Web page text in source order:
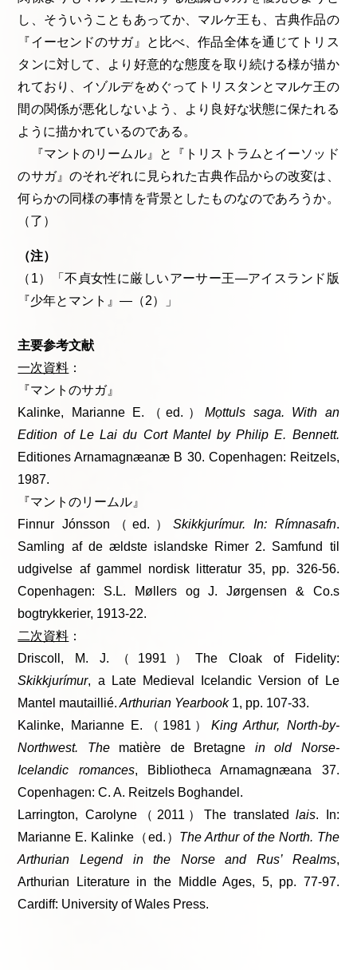
し、そういうこともあってか、マルケ王も、古典作品の
『イーセンドのサガ』と比べ、作品全体を通じてトリス
タンに対して、より好意的な態度を取り続ける様が描か
れており、イゾルデをめぐってトリスタンとマルケ王の
間の関係が悪化しないよう、より良好な状態に保たれる
ように描かれているのである。
『マントのリームル』と『トリストラムとイーソッド
のサガ』のそれぞれに見られた古典作品からの改変は、
何らかの同様の事情を背景としたものなのであろうか。
（了）
（注）
（1）「不貞女性に厳しいアーサー王―アイスランド版
『少年とマント』―（2）」
主要参考文献
一次資料 ：
『マントのサガ』
Kalinke, Marianne E.（ed.）Mọttuls saga. With an
Edition of Le Lai du Cort Mantel by Philip E. Bennett.
Editiones Arnamagnæanæ B 30. Copenhagen: Reitzels,
1987.
『マントのリームル』
Finnur Jónsson（ed.） Skikkjurímur. In: Rímnasafn.
Samling af de ældste islandske Rimer 2. Samfund til
udgivelse af gammel nordisk litteratur 35, pp. 326-56.
Copenhagen: S.L. Møllers og J. Jørgensen & Co.s
bogtrykkerier, 1913-22.
二次資料 ：
Driscoll, M. J.（1991）The Cloak of Fidelity:
Skikkjurímur, a Late Medieval Icelandic Version of Le
Mantel mautaillié. Arthurian Yearbook1, pp. 107-33.
Kalinke, Marianne E.（1981） King Arthur, North-by-
Northwest. The matière de Bretagne in old Norse-
Icelandic romances, Bibliotheca Arnamagnæana 37.
Copenhagen: C. A. Reitzels Boghandel.
Larrington, Carolyne（2011）The translatedlais. In:
Marianne E. Kalinke（ed.） The Arthur of the North. The
Arthurian Legend in the Norse and Rus’ Realms,
Arthurian Literature in the Middle Ages, 5, pp. 77-97.
Cardiff: University of Wales Press.